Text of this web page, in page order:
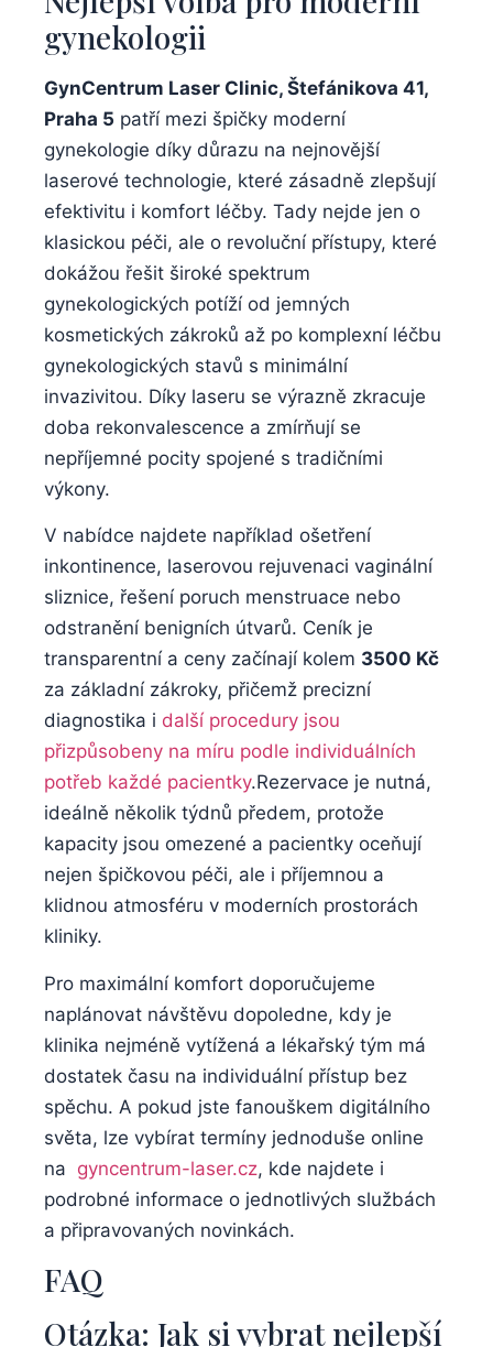
gynekologii
GynCentrum Laser ‍Clinic, Štefánikova ​41,
Praha 5 patří mezi špičky moderní
gynekologie díky důrazu na nejnovější
laserové technologie, které zásadně zlepšují
efektivitu i komfort ​léčby. Tady nejde ⁤jen o
klasickou ​péči, ale ⁢o revoluční přístupy, které
dokážou řešit široké spektrum
gynekologických potíží‍ od jemných
kosmetických zákroků až​ po komplexní⁣ léčbu ​
gynekologických stavů⁤ s minimální
invazivitou. Díky laseru⁤ se ⁣výrazně zkracuje
⁣doba ⁣rekonvalescence a zmírňují‍ se
nepříjemné pocity spojené s tradičními
výkony.
V ‍nabídce najdete‍ například⁢ ošetření
inkontinence, laserovou⁤ rejuvenaci vaginální
sliznice, řešení ​poruch menstruace nebo
⁢odstranění benigních útvarů. Ceník je
⁤transparentní a ceny začínají kolem 3500 Kč
za základní zákroky, přičemž precizní
diagnostika i další⁣ procedury jsou
přizpůsobeny ⁤na⁤ míru podle individuálních
potřeb každé pacientky.Rezervace je nutná,
ideálně několik‌ týdnů⁣ předem, protože
kapacity jsou omezené a pacientky ​oceňují
nejen špičkovou péči, ale i příjemnou a
‍klidnou ​atmosféru v moderních prostorách
kliniky.
Pro maximální komfort doporučujeme
naplánovat ‍návštěvu dopoledne, ​kdy je
klinika nejméně vytížená a lékařský ‌tým má
dostatek času na⁤ individuální přístup ⁣bez
⁢spěchu. A pokud jste ‍fanouškem digitálního⁢
světa, lze vybírat ⁤termíny jednoduše online‍
na ‌ gyncentrum-laser.cz, kde najdete i
podrobné informace o jednotlivých službách ​
a připravovaných novinkách.
FAQ
Otázka: Jak si‍ vybrat nejlepší